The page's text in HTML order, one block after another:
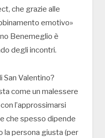
che grazie alle
emotivo»
Benemeglio è
degli incontri.
San Valentino?
come un malessere
l’approssimarsi
che spesso dipende
la persona giusta (per